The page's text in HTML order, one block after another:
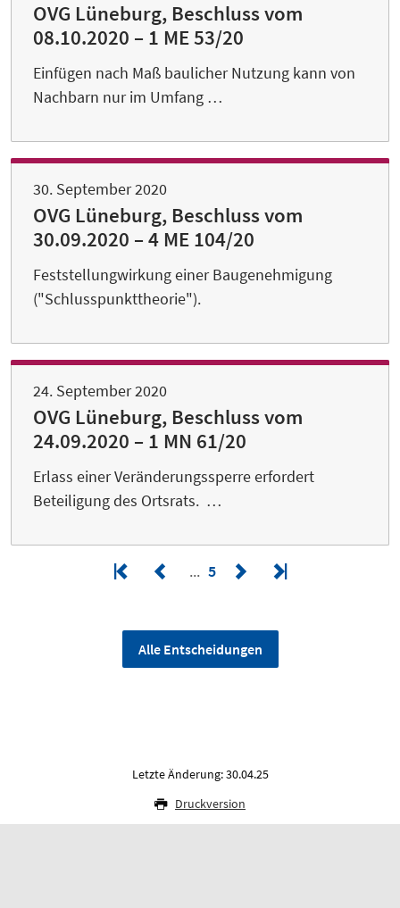
OVG Lüneburg, Beschluss vom
08.10.2020 – 1 ME 53/20
Einfügen nach Maß baulicher Nutzung kann von
Nachbarn nur im Umfang …
30. September 2020
OVG Lüneburg, Beschluss vom
30.09.2020 – 4 ME 104/20
Feststellungwirkung einer Baugenehmigung
("Schlusspunkttheorie").
24. September 2020
OVG Lüneburg, Beschluss vom
24.09.2020 – 1 MN 61/20
Erlass einer Veränderungssperre erfordert
Beteiligung des Ortsrats. …
5
Alle Entscheidungen
Letzte Änderung: 30.04.25
Druckversion